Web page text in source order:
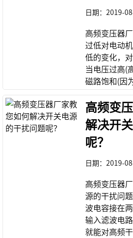
日期： 2019-
高频变压器
过低对电动
低的变化，
当电压过高(
磁路饱和(因
高频变
解决开
呢？
日期： 2019-
高频变压器
源的干扰问
波电容接在
输入滤波电
就能对高频